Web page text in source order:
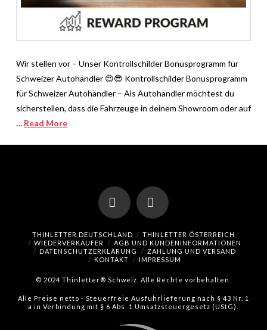
Wir stellen vor – Unser Kontrollschilder Bonusprogramm für
Schweizer Autohändler 😍😎 Kontrollschilder Bonusprogramm
für Schweizer Autohändler – Als Autohändler möchtest du
sicherstellen, dass die Fahrzeuge in deinem Showroom oder auf
… Read More
FacebookInstagram
THINLETTER DEUTSCHLAND
THINLETTER ÖSTERREICH
WIEDERVERKÄUFER
AGB UND KUNDENINFORMATIONEN
DATENSCHUTZERKLÄRUNG
ZAHLUNG UND VERSAND
KONTAKT
IMPRESSUM
© 2024 Thinletter® Schweiz. Alle Rechte vorbehalten.
Alle Preise netto - Steuerfreie Ausfuhrlieferung nach § 43 Nr. 1
a in Verbindung mit § 6 Abs. 1 Umsatzsteuergesetz (UStG).